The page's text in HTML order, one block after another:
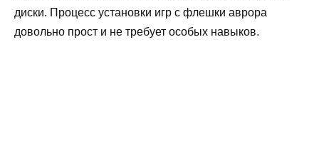
диски. Процесс установки игр с флешки аврора
довольно прост и не требует особых навыков.